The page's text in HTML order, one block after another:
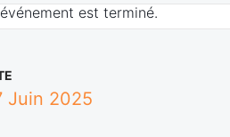
est terminé.
Juin 2025